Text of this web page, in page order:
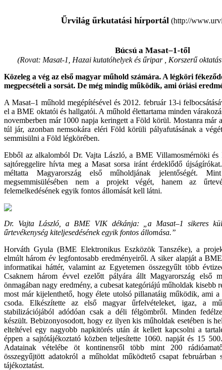
Űrvilág űrkutatási hírportál (http://
Búcsú a Masat–1-től
(Rovat: Masat-1, Hazai kutatóhelyek és űripar , Korszerű
Közeleg a vég az első magyar műhold számára. A légköri
megpecsételi a sorsát. De még mindig működik, ami óriási
A Masat–1 műhold megépítésével és 2012. február 13-i
el a BME oktatói és hallgatói. A műhold élettartama minden
novemberben már 1000 napja keringett a Föld körül. Mostanra már
túl jár, azonban nemsokára eléri Föld körüli pályafutásának a
semmisülni a Föld légkörében.
Ebből az alkalomból Dr. Vajta László, a BME Villamosmérnöki
sajtóreggelire hívta meg a Masat sorsa iránt érdeklődő
méltatta Magyarország első műholdjának jelentőségét.
megsemmisülésében nem a projekt végét, hanem az
felemelkedésének egyik fontos állomását kell látni.
Dr. Vajta László, a BME VIK dékánja: „a Masat–1 sikeres
űrtevékenység kiteljesedésének egyik fontos állomása.”
Horváth Gyula (BME Elektronikus Eszközök Tanszéke), a
elmúlt három év legfontosabb eredményeiről. A siker alapját a
informatikai háttér, valamint az Egyetemen összegyűlt több
Csaknem három évvel ezelőtt pályára állt Magyarország első
önmagában nagy eredmény, a cubesat kategóriájú műholdak kisebb
most már kijelenthető, hogy élete utolsó pillanatáig működik, ami a
csoda. Elkészítette az első magyar űrfelvételeket, igaz, a
stabilizációjából adódóan csak a déli félgömbről. Minden
készült. Bebizonyosodott, hogy ez ilyen kis műholdak esetében is
elteltével egy nagyobb napkitörés után át kellett kapcsolni a
éppen a sajtótájékoztató közben teljesítette 1060. napját és 15
Adatainak vételébe öt kontinensről több mint 200
összegyűjtött adatokról a műholdat működtető csapat februárban
tájékoztatást.